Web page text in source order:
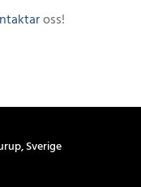
oss!
Sverige